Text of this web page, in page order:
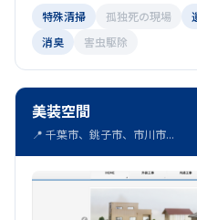
特殊清掃
孤独死の現場
消臭
害虫駆除
美装空間
📍 千葉市、銚子市、市川市...